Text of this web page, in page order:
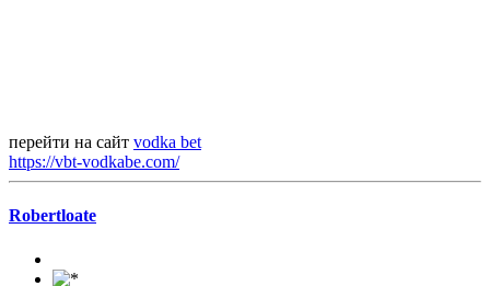
перейти на сайт vodka bet
https://vbt-vodkabe.com/
Robertloate